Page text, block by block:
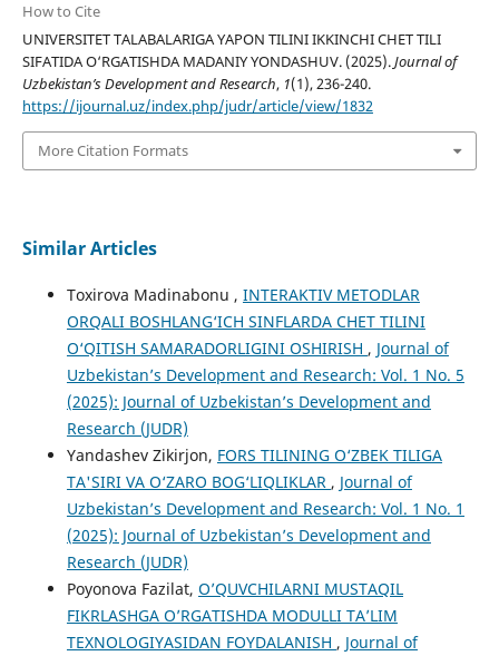
How to Cite
UNIVERSITET TALABALARIGA YAPON TILINI IKKINCHI CHET TILI
SIFATIDA O‘RGATISHDA MADANIY YONDASHUV. (2025).Journal of
Uzbekistan’s Development and Research, 1(1), 236-240.
https://ijournal.uz/index.php/judr/article/view/1832
More Citation Formats
Similar Articles
Toxirova Madinabonu , INTERAKTIV METODLAR
ORQALI BOSHLANG‘ICH SINFLARDA CHET TILINI
O‘QITISH SAMARADORLIGINI OSHIRISH , Journal of
Uzbekistan’s Development and Research: Vol. 1 No. 5
(2025): Journal of Uzbekistan’s Development and
Research (JUDR)
Yandashev Zikirjon, FORS TILINING O‘ZBEK TILIGA
TA'SIRI VA O‘ZARO BOG‘LIQLIKLAR , Journal of
Uzbekistan’s Development and Research: Vol. 1 No. 1
(2025): Journal of Uzbekistan’s Development and
Research (JUDR)
Poyonova Fazilat, O’QUVCHILARNI MUSTAQIL
FIKRLASHGA O’RGATISHDA MODULLI TA’LIM
TEXNOLOGIYASIDAN FOYDALANISH , Journal of